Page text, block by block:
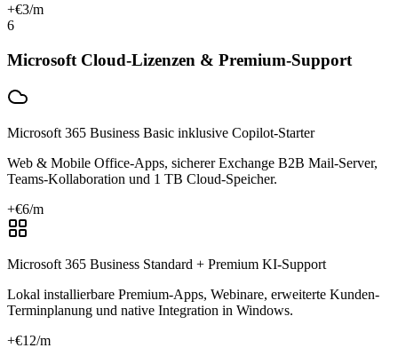
+€3/m
6
Microsoft Cloud-Lizenzen & Premium-Support
Microsoft 365 Business Basic inklusive Copilot-Starter
Web & Mobile Office-Apps, sicherer Exchange B2B Mail-Server,
Teams-Kollaboration und 1 TB Cloud-Speicher.
+€6/m
Microsoft 365 Business Standard + Premium KI-Support
Lokal installierbare Premium-Apps, Webinare, erweiterte Kunden-
Terminplanung und native Integration in Windows.
+€12/m